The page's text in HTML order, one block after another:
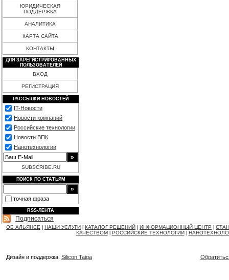
ЮРИДИЧЕСКАЯ
ПОДДЕРЖКА
АНАЛИТИКА
КАРТА САЙТА
КОНТАКТЫ
ДЛЯ ЗАРЕГИСТРИРОВАННЫХ
ПОЛЬЗОВАТЕЛЕЙ
ВХОД
РЕГИСТРАЦИЯ
РАССЫЛКИ НОВОСТЕЙ
IT-Новости
Новости компаний
Российские технологии
Новости ВПК
Нанотехнологии
SUBSCRIBE.RU
ПОИСК ПО СТАТЬЯМ
точная фраза
RSS-ЛЕНТА
Подписаться
ОБ АЛЬЯНСЕ НАШИ УСЛУГИ КАТАЛОГ РЕШЕНИЙ ИНФОРМАЦИОННЫЙ ЦЕНТР
КАЧЕСТВОМ
РОССИЙСКИЕ ТЕХНОЛОГИИ
Дизайн и поддержка: Silicon Taiga